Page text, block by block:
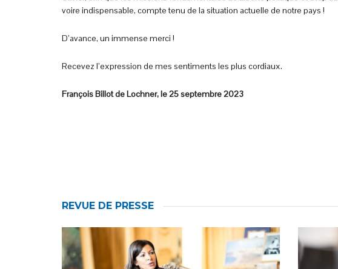
voire indispensable, compte tenu de la situation actuelle de notre pays !
D’avance, un immense merci !
Recevez l’expression de mes sentiments les plus cordiaux.
François Billot de Lochner, le 25 septembre 2023
REVUE DE PRESSE